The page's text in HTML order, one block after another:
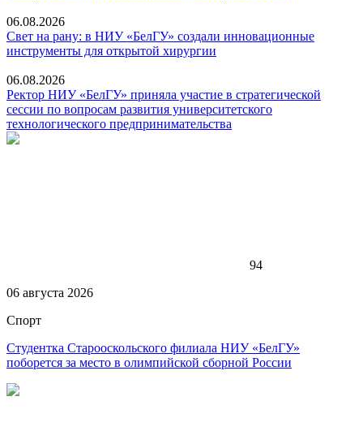
06.08.2026
Свет на рану: в НИУ «БелГУ» создали инновационные
инструменты для открытой хирургии
06.08.2026
Ректор НИУ «БелГУ» приняла участие в стратегической
сессии по вопросам развития университетского
технологического предпринимательства
94
06 августа 2026
Спорт
Студентка Старооскольского филиала НИУ «БелГУ»
поборется за место в олимпийской сборной России